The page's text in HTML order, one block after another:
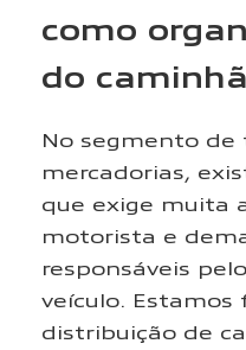
como
do
No segmento
mercadorias,
que exige muita
motorista e
responsáveis
veículo. Estamos
distribuição de